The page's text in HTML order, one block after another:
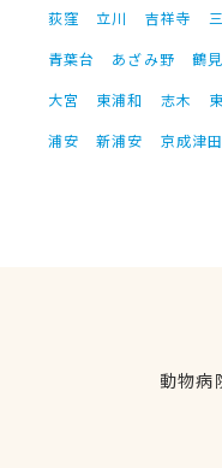
荻窪 立川 吉祥寺
青葉台 あざみ野 鶴見
大宮 東浦和 志木
浦安 新浦安 京成津
動物病